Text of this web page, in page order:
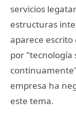
servicios
estructuras
aparece escrito
por "tecnología
empresa ha
este tema.